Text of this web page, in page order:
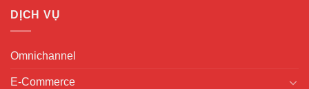
DỊCH VỤ
Omnichannel
E-Commerce